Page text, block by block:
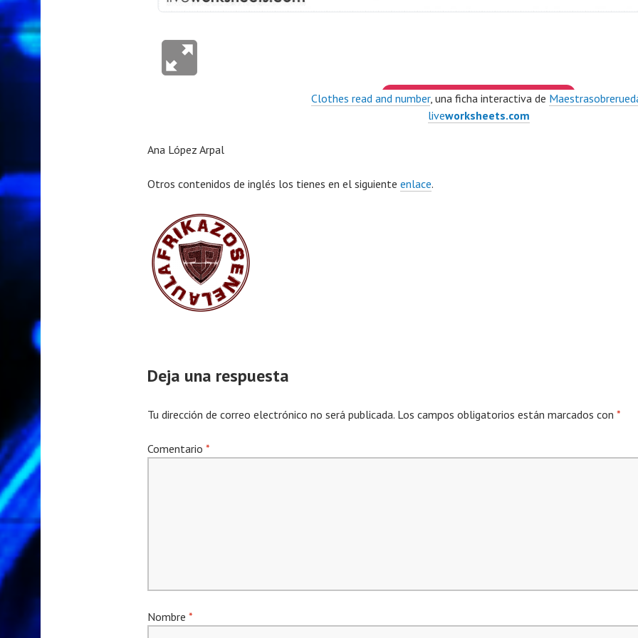
Clothes read and number, una ficha interactiva de
liveworksheets.com
Ana López Arpal
Otros contenidos de inglés los tienes en el siguiente enlace.
Deja una respuesta
Tu dirección de correo electrónico no será publicada. Los campos obligatorios están marcados con *
Comentario *
Nombre *